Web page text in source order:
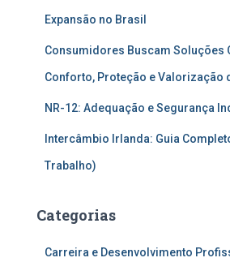
Expansão no Brasil
Consumidores Buscam Soluções
Conforto, Proteção e Valorização
NR-12: Adequação e Segurança
Intercâmbio Irlanda: Guia
Trabalho)
Categorias
Carreira e Desenvolvimento